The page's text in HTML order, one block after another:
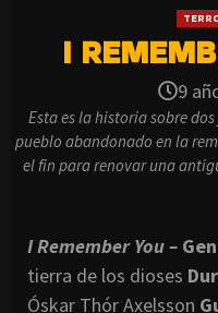
I
9
Esta es la historia sobre
pueblo abandonado en la
el fin para renovar una
I Remember You –
tierra de los dioses
Óskar Thór Axelsson